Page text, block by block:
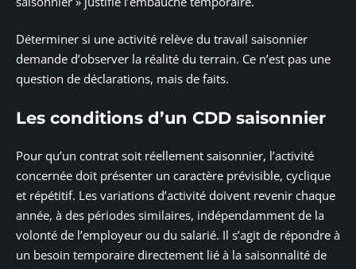
Déterminer si une activité relève du travail saisonnier
demande d’observer la réalité du terrain. Ce n’est pas une
question de déclarations, mais de faits.
Les conditions d’un CDD saisonnier
Pour qu’un contrat soit réellement saisonnier, l’activité
concernée doit présenter un caractère prévisible, cyclique
et répétitif. Les variations d’activité doivent revenir chaque
année, à des périodes similaires, indépendamment de la
volonté de l’employeur ou du salarié. Il s’agit de répondre à
un besoin temporaire directement lié à la saisonnalité de